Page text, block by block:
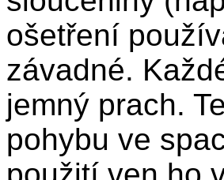
ošetření
závadné.
jemný prach.
pohybu ve